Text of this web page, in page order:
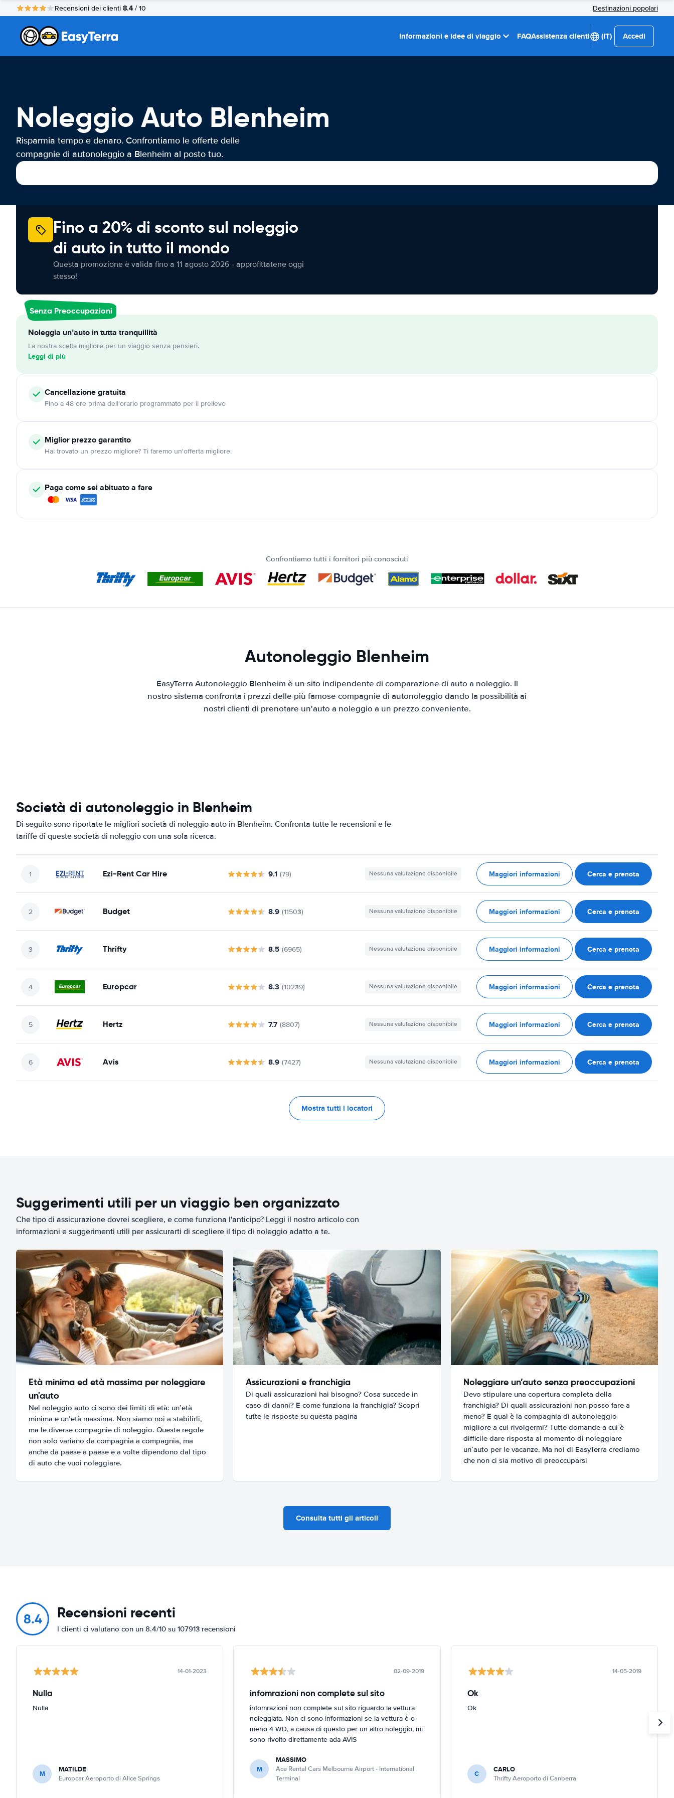
Recensioni dei clienti 8.4 / 10 Destinazioni popolari
Informazioni e idee di viaggio FAQAssistenza clienti (IT) Accedi
Noleggio Auto Blenheim
Risparmia tempo e denaro. Confrontiamo le offerte delle
compagnie di autonoleggio a Blenheim al posto tuo.
Fino a 20% di sconto sul noleggio
di auto in tutto il mondo
Questa promozione è valida fino a 11 agosto 2026 - approfittatene oggi
stesso!
Senza Preoccupazioni
Noleggia un’auto in tutta tranquillità
La nostra scelta migliore per un viaggio senza pensieri.
Leggi di più
Cancellazionegratuita
Fino a 48 ore prima dell'orario programmato per il prelievo
Miglior prezzo garantito
Hai trovato un prezzo migliore? Ti faremo un'offerta migliore.
Paga come sei abituato a fare
Confrontiamo tutti i fornitori più conosciuti
Autonoleggio Blenheim
EasyTerra Autonoleggio Blenheim è un sito indipendente di comparazione di auto a noleggio. Il
nostro sistema confronta i prezzi delle più famose compagnie di autonoleggio dando la possibilità ai
nostri clienti di prenotare un'auto a noleggio a un prezzo conveniente.
Società di autonoleggio in Blenheim
Di seguito sono riportate le migliori società di noleggio auto in Blenheim. Confronta tutte le recensioni e le
tariffe di queste società di noleggio con una sola ricerca.
Ezi-Rent Car Hire 9.1 (79) Nessuna valutazione disponibile Maggiori informazioni Cerca e prenota
Budget 8.9 (11503) Nessuna valutazione disponibile Maggiori informazioni Cerca e prenota
Thrifty 8.5 (6965) Nessuna valutazione disponibile Maggiori informazioni Cerca e prenota
Europcar 8.3 (10239) Nessuna valutazione disponibile Maggiori informazioni Cerca e prenota
Hertz 7.7 (8807) Nessuna valutazione disponibile Maggiori informazioni Cerca e prenota
Avis 8.9 (7427) Nessuna valutazione disponibile Maggiori informazioni Cerca e prenota
Mostra tutti i locatori
Suggerimenti utili per un viaggio ben organizzato
Che tipo di assicurazione dovrei scegliere, e come funziona l'anticipo? Leggi il nostro articolo con
informazioni e suggerimenti utili per assicurarti di scegliere il tipo di noleggio adatto a te.
Età minima ed età massima per noleggiare
un'auto
Nel noleggio auto ci sono dei limiti di età: un’età
minima e un’età massima. Non siamo noi a stabilirli,
ma le diverse compagnie di noleggio. Queste regole
non solo variano da compagnia a compagnia, ma
anche da paese a paese e a volte dipendono dal tipo
di auto che vuoi noleggiare.
Assicurazioni e franchigia
Di quali assicurazioni hai bisogno? Cosa succede in
caso di danni? E come funziona la franchigia? Scopri
tutte le risposte su questa pagina
Noleggiare un’auto senza preoccupazioni
Devo stipulare una copertura completa della
franchigia? Di quali assicurazioni non posso fare a
meno? E qual è la compagnia di autonoleggio
migliore a cui rivolgermi? Tutte domande a cui è
difficile dare risposta al momento di noleggiare
un’auto per le vacanze. Ma noi di EasyTerra crediamo
che non ci sia motivo di preoccuparsi
Consulta tutti gli articoli
8.4 Recensioni recenti
I clienti ci valutano con un 8.4/10 su 107913 recensioni
14-01-2023
Nulla
Nulla
M MATILDE
Europcar Aeroporto di Alice Springs
02-09-2019
infomrazioni non complete sul sito
infomrazioni non complete sul sito riguardo la vettura
noleggiata. Non ci sono informazioni se la vettura è o
meno 4 WD, a causa di questo per un altro noleggio, mi
sono rivolto direttamente ada AVIS
M
MASSIMO
Ace Rental Cars Melbourne Airport - International
Terminal
14-05-2019
Ok
Ok
C CARLO
Thrifty Aeroporto di Canberra